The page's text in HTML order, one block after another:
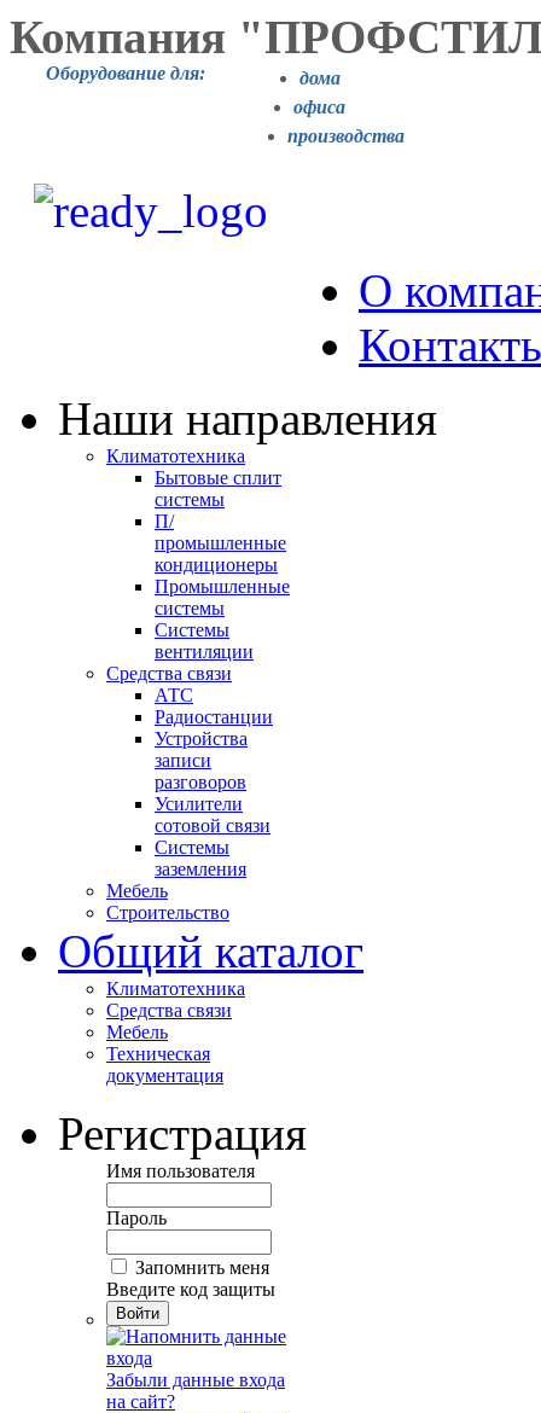
Компания
Оборудование для:
дома
офиса
производства
О
Наши направления
Климатотехника
Бытовые сплит
системы
П/
промышленные
кондиционеры
Промышленные
системы
Системы
вентиляции
Средства связи
АТС
Радиостанции
Устройства
записи
разговоров
Усилители
сотовой связи
Системы
заземления
Мебель
Строительство
Общий каталог
Климатотехника
Средства связи
Мебель
Техническая
документация
Регистрация
Имя пользователя
Пароль
Запомнить меня
Введите код защиты
Забыли данные входа
на сайт?